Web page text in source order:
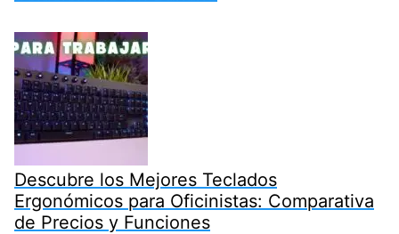
Descubre los Mejores Teclados
Ergonómicos para Oficinistas: Comparativa
de Precios y Funciones